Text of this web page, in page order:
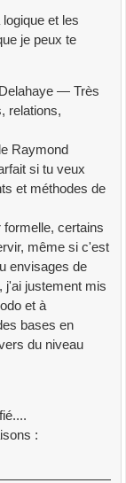
et les
je peux te
— Très
relations,
Raymond
si tu veux
et méthodes de
certains
même si c'est
envisages de
j'ai justement mis
et à
bases en
du niveau
: